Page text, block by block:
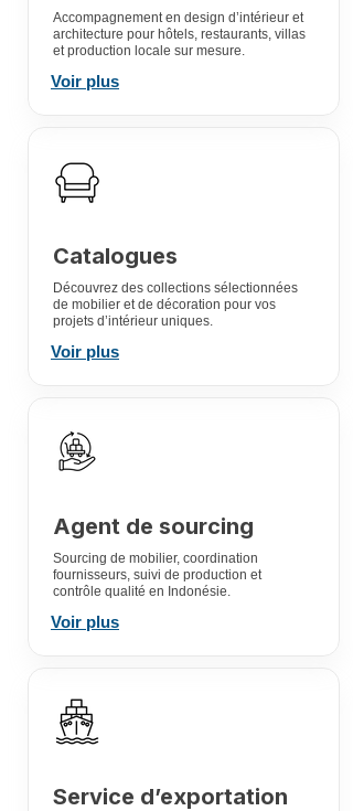
Accompagnement en design d’intérieur et
architecture pour hôtels, restaurants, villas
et production locale sur mesure.
Voir plus
Catalogues
Découvrez des collections sélectionnées
de mobilier et de décoration pour vos
projets d’intérieur uniques.
Voir plus
Agent de sourcing
Sourcing de mobilier, coordination
fournisseurs, suivi de production et
contrôle qualité en Indonésie.
Voir plus
Service d’exportation